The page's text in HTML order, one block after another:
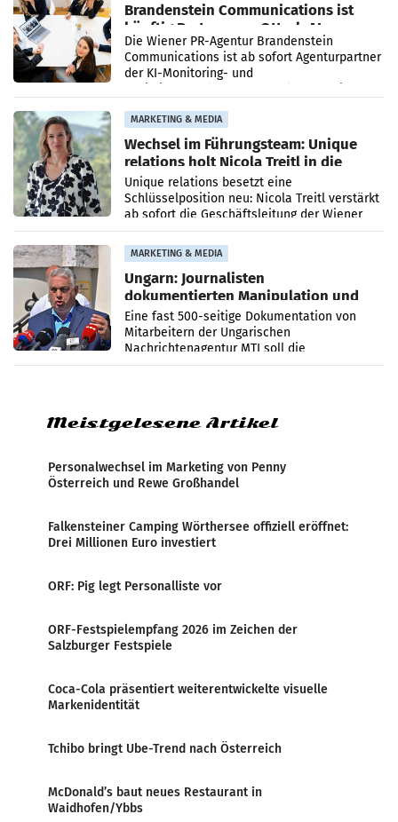
Brandenstein Communications ist
künftig Partner von OtterlyAI
Die Wiener PR-Agentur Brandenstein
Communications ist ab sofort Agenturpartner
der KI-Monitoring- und
MARKETING & MEDIA
Wechsel im Führungsteam: Unique
relations holt Nicola Treitl in die
Geschäftsleitung
Unique relations besetzt eine
Schlüsselposition neu: Nicola Treitl verstärkt
ab sofort die Geschäftsleitung der Wiener
PR-Agentur an der Seite von Josef Kalina und
Anna Kalina-Mahr.
MARKETING & MEDIA
Ungarn: Journalisten
dokumentierten Manipulation und
Zensur
Eine fast 500-seitige Dokumentation von
Mitarbeitern der Ungarischen
Nachrichtenagentur MTI soll die
systematische Nachrichten-Manipulation und
Meistgelesene Artikel
Personalwechsel im Marketing von Penny
Österreich und Rewe Großhandel
Falkensteiner Camping Wörthersee offiziell eröffnet:
Drei Millionen Euro investiert
ORF: Pig legt Personalliste vor
ORF-Festspielempfang 2026 im Zeichen der
Salzburger Festspiele
Coca-Cola präsentiert weiterentwickelte visuelle
Markenidentität
Tchibo bringt Ube-Trend nach Österreich
McDonald’s baut neues Restaurant in
Waidhofen/Ybbs